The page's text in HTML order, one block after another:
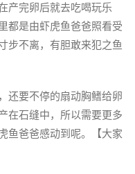
产完卵后就去吃喝玩乐
都是由虾虎鱼爸爸照看受
步不离，有胆敢来犯之鱼
还要不停的扇动胸鳍给卵
在石缝中，所以需要更多
鱼爸爸感动到呢。【大家